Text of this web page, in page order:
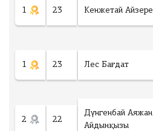
1 23 Кенжетай Айзере
1 23 Лес Бағдат
2 22
Дүнгенбай Аяжан
Айдынқызы